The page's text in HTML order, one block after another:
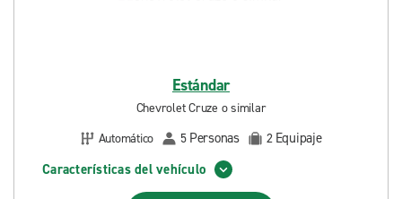
Estándar
Chevrolet Cruze o similar
Automático
5 Personas 2 Equipaje
Características del vehículo